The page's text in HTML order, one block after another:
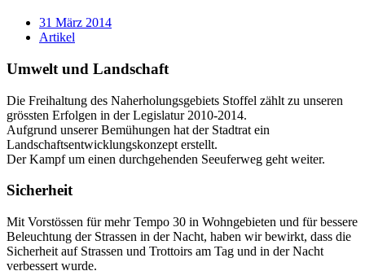
31 März 2014
Artikel
Umwelt und Landschaft
Die Freihaltung des Naherholungsgebiets Stoffel zählt zu unseren
grössten Erfolgen in der Legislatur 2010-2014.
Aufgrund unserer Bemühungen hat der Stadtrat ein
Landschaftsentwicklungskonzept erstellt.
Der Kampf um einen durchgehenden Seeuferweg geht weiter.
Sicherheit
Mit Vorstössen für mehr Tempo 30 in Wohngebieten und für bessere
Beleuchtung der Strassen in der Nacht, haben wir bewirkt, dass die
Sicherheit auf Strassen und Trottoirs am Tag und in der Nacht
verbessert wurde.